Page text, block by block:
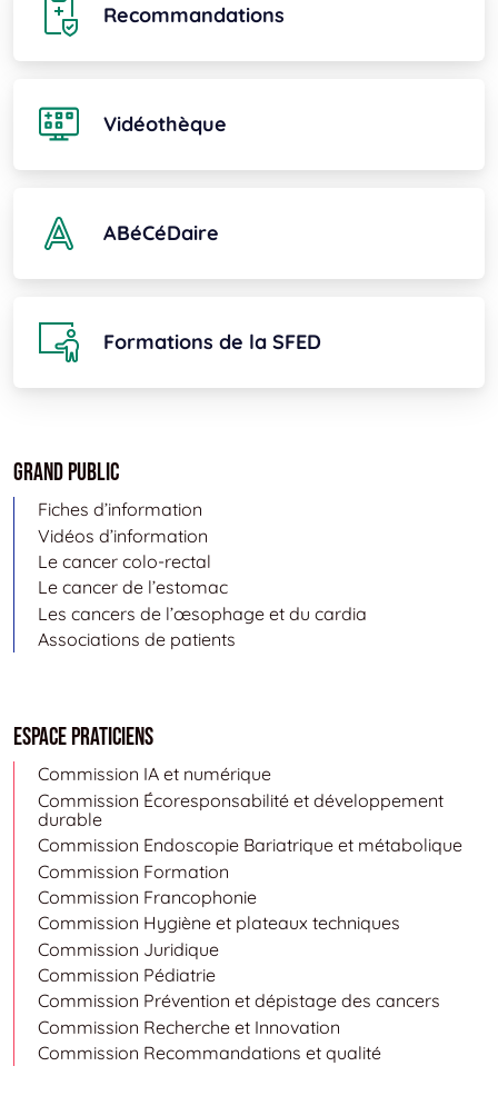
Recommandations
Vidéothèque
ABéCéDaire
Formations de la SFED
Grand public
Fiches d’information
Vidéos d’information
Le cancer colo-rectal
Le cancer de l’estomac
Les cancers de l’œsophage et du cardia
Associations de patients
Espace Praticiens
Commission IA et numérique
Commission Écoresponsabilité et développement
durable
Commission Endoscopie Bariatrique et métabolique
Commission Formation
Commission Francophonie
Commission Hygiène et plateaux techniques
Commission Juridique
Commission Pédiatrie
Commission Prévention et dépistage des cancers
Commission Recherche et Innovation
Commission Recommandations et qualité